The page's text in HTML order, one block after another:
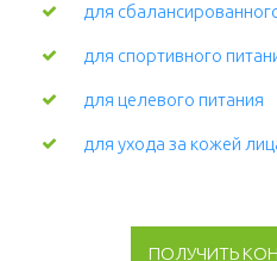
для
для спортивного
для целевого питания
для ухода за кожей
ПОЛУЧИТЬ